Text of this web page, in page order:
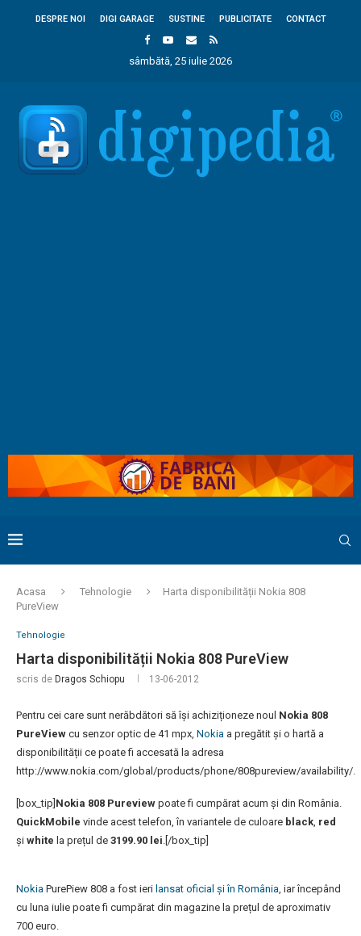
DESPRE NOI DIGI GARAGE SUSTINE PUBLICITATE CONTACT
sâmbătă, 25 iulie 2026
Acasa Tehnologie
Harta disponibilității Nokia 808
PureView
Tehnologie
Harta disponibilității Nokia 808 PureView
scris de Dragos Schiopu 13-06-2012
Pentru cei care sunt nerăbdători să își achiziționeze noul Nokia 808
PureView cu senzor optic de 41 mpx, Nokia a pregătit și o hartă a
disponibilității ce poate fi accesată la adresa
http://www.nokia.com/global/products/phone/808pureview/availability/.
[box_tip] Nokia 808 Pureview poate fi cumpărat acum și din România.
QuickMobile vinde acest telefon, în variantele de culoare black, red
și white la prețul de 3199.90 lei.[/box_tip]
Nokia PurePiew 808 a fost ieri lansat oficial și în România, iar începând
cu luna iulie poate fi cumpărat din magazine la prețul de aproximativ
700 euro.